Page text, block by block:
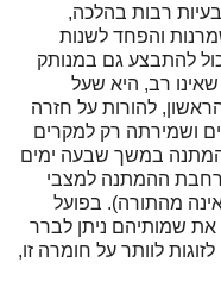
רבות בהלכה,
והפחד לשנות
להתבצע גם במנותק
רב, היא שעל
להורות על חזרה
ושמירתה רק למקרים
(המתנה במשך שבעה ימים
ההמתנה למצבי
מהתורה). בפועל
שמותיהם ניתן לברר
לוותר על חומרה זו,